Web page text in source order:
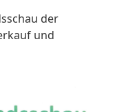
der
und